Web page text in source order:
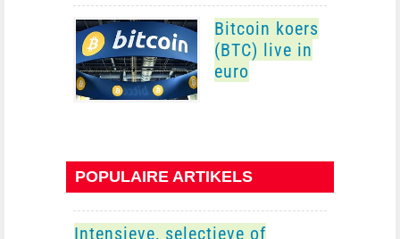
Bitcoin koers
(BTC) live in
euro
POPULAIRE ARTIKELS
Intensieve, selectieve of